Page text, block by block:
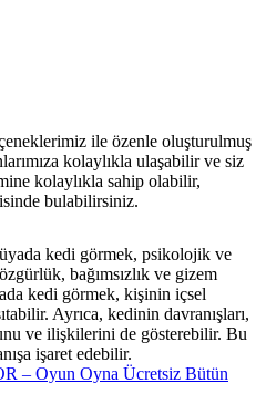
ile özenle oluşturulmuş
kolaylıkla ulaşabilir ve siz
kolaylıkla sahip olabilir,
bulabilirsiniz.
kedi görmek​, psikolojik ve
bağımsızlık ve gizem
kedi görmek, kişinin içsel
Ayrıca, kedinin davranışları,
ve ilişkilerini de gösterebilir. Bu
işaret edebilir.
– Oyun Oyna Ücretsiz Bütün